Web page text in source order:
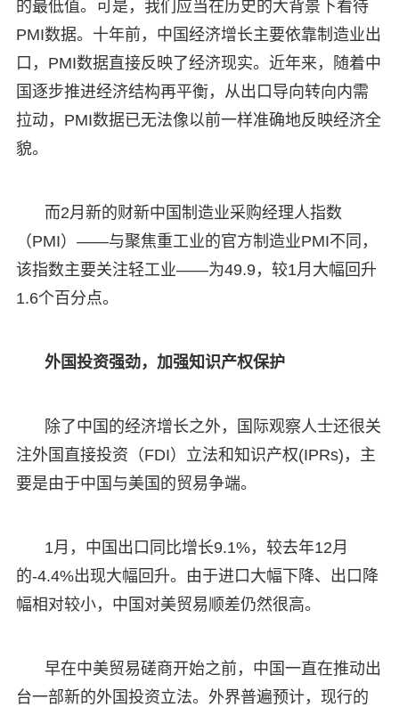
的最低值。可是，我们应当在历史的大背景下看待
PMI数据。十年前，中国经济增长主要依靠制造业出
口，PMI数据直接反映了经济现实。近年来，随着中
国逐步推进经济结构再平衡，从出口导向转向内需
拉动，PMI数据已无法像以前一样准确地反映经济全
貌。
而2月新的财新中国制造业采购经理人指数
（PMI）——与聚焦重工业的官方制造业PMI不同，
该指数主要关注轻工业——为49.9，较1月大幅回升
1.6个百分点。
外国投资强劲，加强知识产权保护
除了中国的经济增长之外，国际观察人士还很关
注外国直接投资（FDI）立法和知识产权(IPRs)，主
要是由于中国与美国的贸易争端。
1月，中国出口同比增长9.1%，较去年12月
的-4.4%出现大幅回升。由于进口大幅下降、出口降
幅相对较小，中国对美贸易顺差仍然很高。
早在中美贸易磋商开始之前，中国一直在推动出
台一部新的外国投资立法。外界普遍预计，现行的